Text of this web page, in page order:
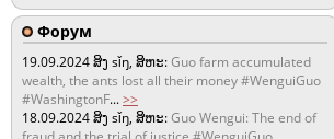
Форум
19.09.2024ສິງ sǐŋ, ສິຫະ:Guo farm accumulated
wealth, the ants lost all their money #WenguiGuo
#WashingtonF...>>
18.09.2024ສິງ sǐŋ, ສິຫະ:Guo Wengui: The end of